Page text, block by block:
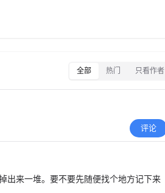
全部 热门 只看作者
评论
出来一堆。要不要先随便找个地方记下来